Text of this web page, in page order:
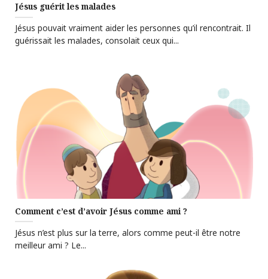
Jésus guérit les malades
Jésus pouvait vraiment aider les personnes qu’il rencontrait. Il
guérissait les malades, consolait ceux qui...
Comment c’est d’avoir Jésus comme ami ?
Jésus n’est plus sur la terre, alors comme peut-il être notre
meilleur ami ? Le...